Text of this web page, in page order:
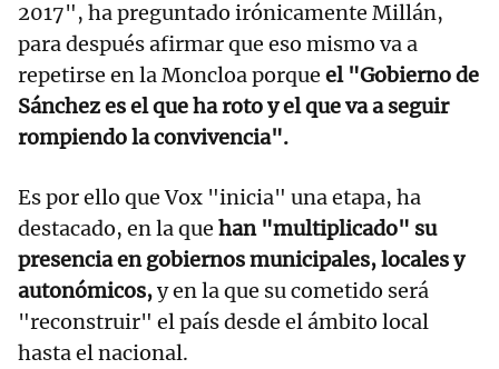
2017", ha preguntado irónicamente Millán,
para después afirmar que eso mismo va a
repetirse en la Moncloa porque el "Gobierno de
Sánchez es el que ha roto y el que va a seguir
rompiendo la convivencia".
Es por ello que Vox "inicia" una etapa, ha
destacado, en la que han "multiplicado" su
presencia en gobiernos municipales, locales y
autonómicos,y en la que su cometido será
"reconstruir" el país desde el ámbito local
hasta el nacional.